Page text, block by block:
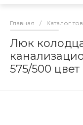
Главная / Каталог
Люк
575/500